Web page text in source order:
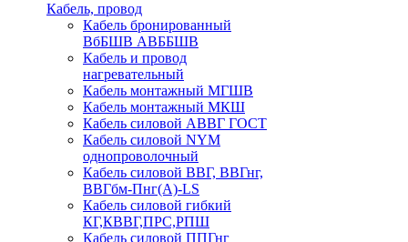
Кабель, провод
Кабель бронированный
ВбБШВ АВББШВ
Кабель и провод
нагревательный
Кабель монтажный МГШВ
Кабель монтажный МКШ
Кабель силовой АВВГ ГОСТ
Кабель силовой NYM
однопроволочный
Кабель силовой ВВГ, ВВГнг,
ВВГбм-Пнг(А)-LS
Кабель силовой гибкий
КГ,КВВГ,ПРС,РПШ
Кабель силовой ППГнг